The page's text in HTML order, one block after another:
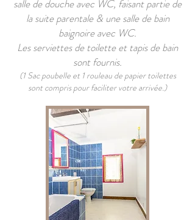
salle de douche avec WC, faisant partie de
la suite parentale & une salle de bain
baignoire avec WC.
Les serviettes de toilette et tapis de bain
sont fournis.
(1 Sac poubelle et 1 rouleau de papier toilettes
sont compris pour faciliter votre arrivée.)